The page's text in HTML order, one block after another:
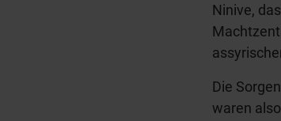
Ninive,
Die
waren